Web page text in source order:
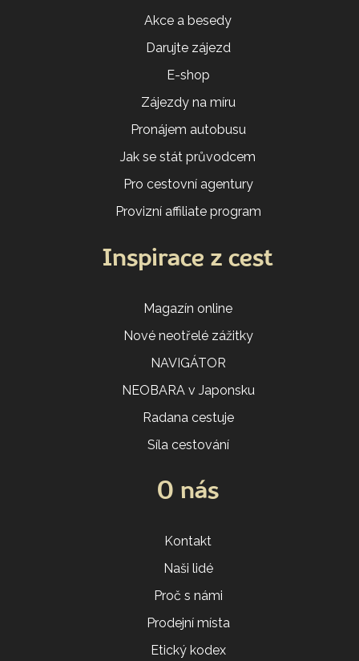
Akce a besedy
Darujte zájezd
E-shop
Zájezdy na míru
Pronájem autobusu
Jak se stát průvodcem
Pro cestovní agentury
Provizní affiliate program
Inspirace z cest
Magazín online
Nové neotřelé zážitky
NAVIGÁTOR
NEOBARA v Japonsku
Radana cestuje
Síla cestování
O nás
Kontakt
Naši lidé
Proč s námi
Prodejní místa
Etický kodex